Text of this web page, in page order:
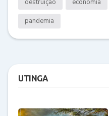
pandemia
UTINGA